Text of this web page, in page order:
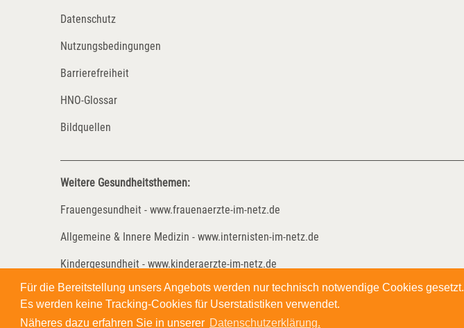
Für die Bereitstellung unsers Angebots werden nur technisch notwendige Cookies gesetzt.
Es werden keine Tracking-Cookies für Userstatistiken verwendet.
Näheres dazu erfahren Sie in unserer Datenschutzerklärung.
Datenschutz
Nutzungsbedingungen
Barrierefreiheit
HNO-Glossar
Bildquellen
Weitere Gesundheitsthemen:
Frauengesundheit - www.frauenaerzte-im-netz.de
Allgemeine & Innere Medizin - www.internisten-im-netz.de
Kindergesundheit - www.kinderaerzte-im-netz.de
Kinder- und Jugendreha - www.kinder-und-jugendreha-im-netz.de